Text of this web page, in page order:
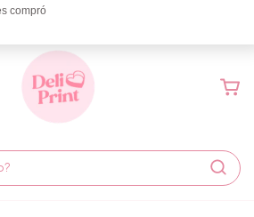
hasta 6 días hábiles